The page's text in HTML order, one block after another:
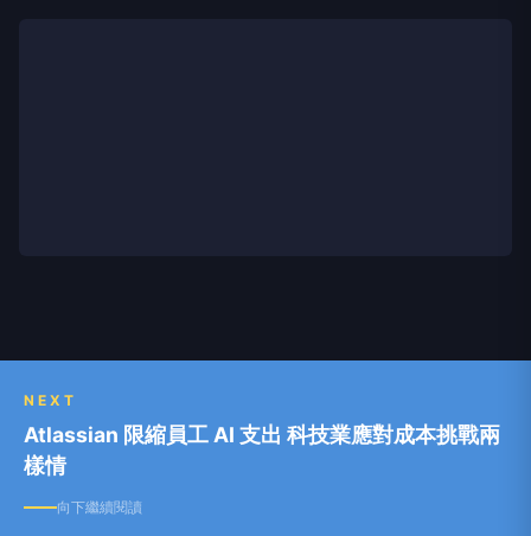
NEXT
Atlassian 限縮員工 AI 支出 科技業應對成本挑戰兩
樣情
向下繼續閱讀